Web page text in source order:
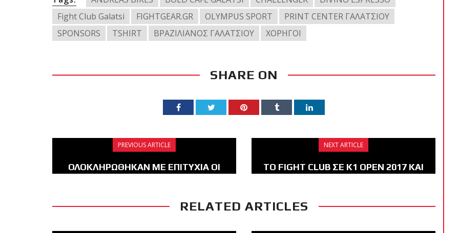
Fight Club Galatsi
FIGHTGEAR.GR OLYMPUS SPORT
PRINT CENTER ΓΑΛΑΤΣΙΟΥ
SPONSORS
TSHIRT ΒΡΑΖΙΛΙΑΝΟΣ ΓΑΛΑΤΣΙΟΥ ΧΟΡΗΓΟΙ
SHARE ON
PREVIOUS ARTICLE
ΟΛΟΚΛΗΡΩΘΗΚΑΝ ΜΕ ΕΠΙΤΥΧΙΑ ΟΙ
NEXT ARTICLE
TO FIGHT CLUB ΣΕ Κ1 OPEN 2017 ΚΑΙ
RELATED ARTICLES